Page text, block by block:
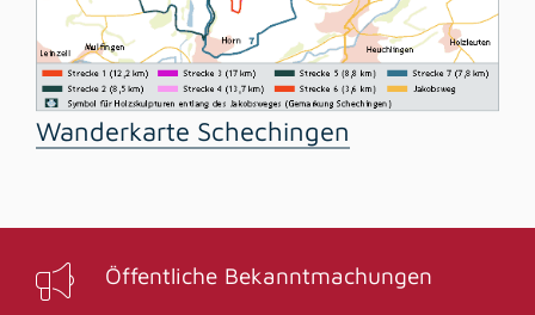
Wanderkarte Schechingen
Öffentliche Bekanntmachungen